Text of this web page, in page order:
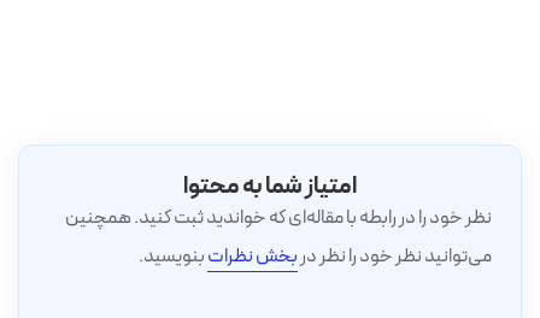
امتیاز شما به محتوا
نظر خود را در رابطه با مقاله‌ای که خواندید ثبت کنید. همچنین
می‌توانید نظر خود را نظر دربخش نظراتبنویسید.